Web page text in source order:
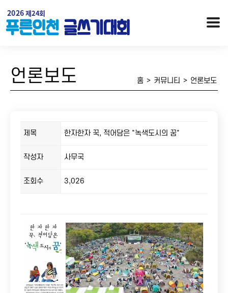
개인접수 공지사항
언론보도 홈 > 커뮤니티 > 언론보도
제목 한자한자 꾹, 적어담은 "녹색도시의 꿈"
작성자 사무국
조회수 3,026